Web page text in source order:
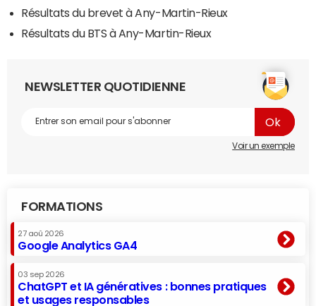
Résultats du brevet à Any-Martin-Rieux
Résultats du BTS à Any-Martin-Rieux
NEWSLETTER QUOTIDIENNE
Voir un exemple
FORMATIONS
27 aoû 2026
Google Analytics GA4
03 sep 2026
ChatGPT et IA génératives : bonnes pratiques
et usages responsables